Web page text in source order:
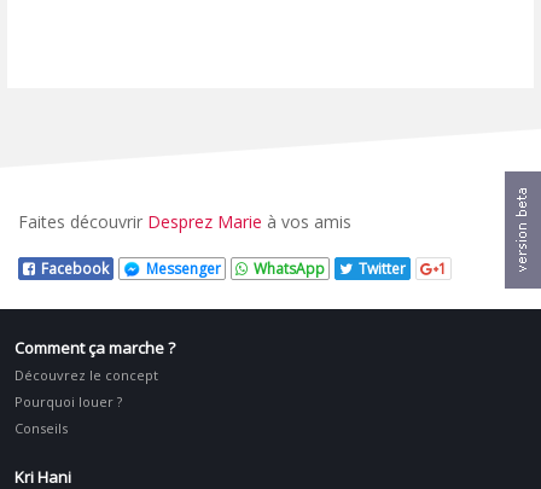
Faites découvrir Desprez Marie à vos amis
Facebook Messenger WhatsApp Twitter 1
Comment ça marche ?
Découvrez le concept
Pourquoi louer ?
Conseils
Kri Hani